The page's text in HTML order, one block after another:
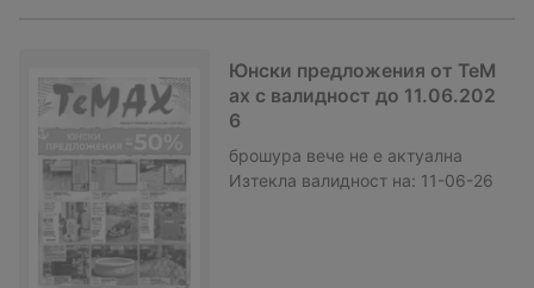
Юнски предложения от TeM
ax с валидност до 11.06.202
6
брошура вече не е актуална
Изтекла валидност на: 11-06-26